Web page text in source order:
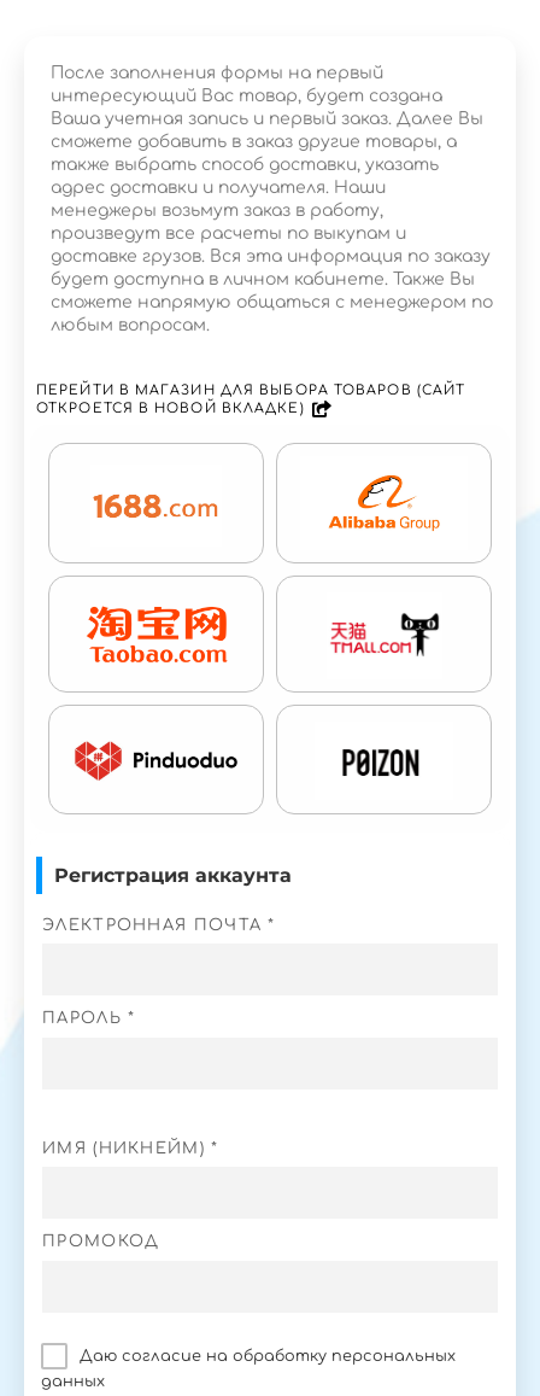
После заполнения формы на первый
интересующий Вас товар, будет создана
Ваша учетная запись и первый заказ. Далее Вы
сможете добавить в заказ другие товары, а
также выбрать способ доставки, указать
адрес доставки и получателя. Наши
менеджеры возьмут заказ в работу,
произведут все расчеты по выкупам и
доставке грузов. Вся эта информация по заказу
будет доступна в личном кабинете. Также Вы
сможете напрямую общаться с менеджером по
любым вопросам.
ПЕРЕЙТИ В МАГАЗИН ДЛЯ ВЫБОРА ТОВАРОВ (САЙТ
ОТКРОЕТСЯ В НОВОЙ ВКЛАДКЕ)
Регистрация аккаунта
ЭЛЕКТРОННАЯ ПОЧТА *
ПАРОЛЬ *
ИМЯ (НИКНЕЙМ) *
ПРОМОКОД
Даю согласие на обработку персональных
данных